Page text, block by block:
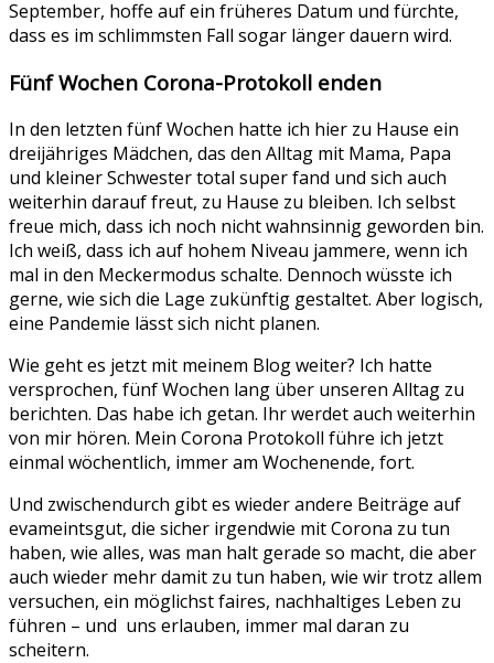
September, hoffe auf ein früheres Datum und fürchte,
dass es im schlimmsten Fall sogar länger dauern wird.
Fünf Wochen Corona-Protokoll enden
In den letzten fünf Wochen hatte ich hier zu Hause ein
dreijähriges Mädchen, das den Alltag mit Mama, Papa
und kleiner Schwester total super fand und sich auch
weiterhin darauf freut, zu Hause zu bleiben. Ich selbst
freue mich, dass ich noch nicht wahnsinnig geworden bin.
Ich weiß, dass ich auf hohem Niveau jammere, wenn ich
mal in den Meckermodus schalte. Dennoch wüsste ich
gerne, wie sich die Lage zukünftig gestaltet. Aber logisch,
eine Pandemie lässt sich nicht planen.
Wie geht es jetzt mit meinem Blog weiter? Ich hatte
versprochen, fünf Wochen lang über unseren Alltag zu
berichten. Das habe ich getan. Ihr werdet auch weiterhin
von mir hören. Mein Corona Protokoll führe ich jetzt
einmal wöchentlich, immer am Wochenende, fort.
Und zwischendurch gibt es wieder andere Beiträge auf
evameintsgut, die sicher irgendwie mit Corona zu tun
haben, wie alles, was man halt gerade so macht, die aber
auch wieder mehr damit zu tun haben, wie wir trotz allem
versuchen, ein möglichst faires, nachhaltiges Leben zu
führen – und uns erlauben, immer mal daran zu
scheitern.